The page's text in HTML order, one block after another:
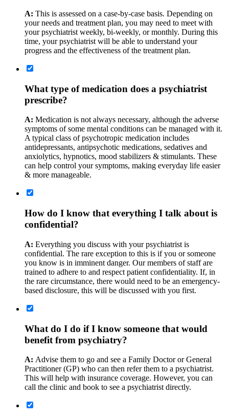
A: This is assessed on a case-by-case basis. Depending on
your needs and treatment plan, you may need to meet with
your psychiatrist weekly, bi-weekly, or monthly. During this
time, your psychiatrist will be able to understand your
progress and the effectiveness of the treatment plan.
What type of medication does a psychiatrist
prescribe?
A: Medication is not always necessary, although the adverse
symptoms of some mental conditions can be managed with it.
A typical class of psychotropic medication includes
antidepressants, antipsychotic medications, sedatives and
anxiolytics, hypnotics, mood stabilizers & stimulants. These
can help control your symptoms, making everyday life easier
& more manageable.
How do I know that everything I talk about is
confidential?
A: Everything you discuss with your psychiatrist is
confidential. The rare exception to this is if you or someone
you know is in imminent danger. Our members of staff are
trained to adhere to and respect patient confidentiality. If, in
the rare circumstance, there would need to be an emergency-
based disclosure, this will be discussed with you first.
What do I do if I know someone that would
benefit from psychiatry?
A: Advise them to go and see a Family Doctor or General
Practitioner (GP) who can then refer them to a psychiatrist.
This will help with insurance coverage. However, you can
call the clinic and book to see a psychiatrist directly.